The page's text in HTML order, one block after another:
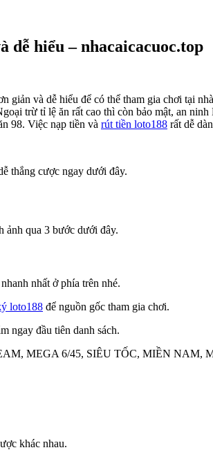
dễ hiểu – nhacaicacuoc.top
giản và dễ hiểu để có thể tham gia chơi tại
trừ tỉ lệ ăn rất cao thì còn bảo mật, an
98. Việc nạp tiền và rút tiền loto188 rất dễ
thắng cược ngay dưới đây.
ảnh qua 3 bước dưới đây.
nhất ở phía trên nhé.
loto188 để nguồn gốc tham gia chơi.
ngay đầu tiên danh sách.
MEGA 6/45, SIÊU TỐC, MIỀN NAM,
khác nhau.